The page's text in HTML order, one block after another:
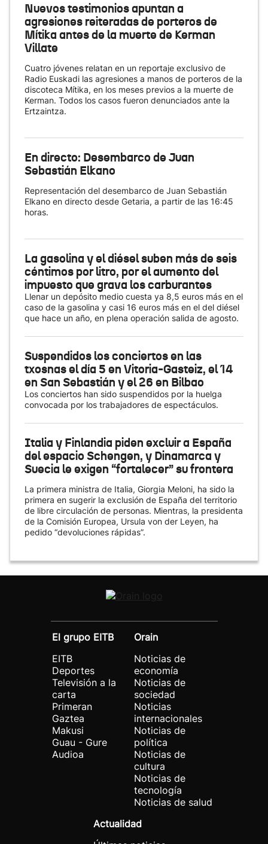
Nuevos testimonios apuntan a
agresiones reiteradas de porteros de
Mítika antes de la muerte de Kerman
Villate
Cuatro jóvenes relatan en un reportaje exclusivo de
Radio Euskadi las agresiones a manos de porteros de la
discoteca Mítika, en los meses previos a la muerte de
Kerman. Todos los casos fueron denunciados ante la
Ertzaintza.
En directo: Desembarco de Juan
Sebastián Elkano
Representación del desembarco de Juan Sebastián
Elkano en directo desde Getaria, a partir de las 16:45
horas.
La gasolina y el diésel suben más de seis
céntimos por litro, por el aumento del
impuesto que grava los carburantes
Llenar un depósito medio cuesta ya 8,5 euros más en el
caso de la gasolina y casi 16 euros más en el del diésel
que hace un año, en plena operación salida de agosto.
Suspendidos los conciertos en las
txosnas el día 5 en Vitoria-Gasteiz, el 14
en San Sebastián y el 26 en Bilbao
Los conciertos han sido suspendidos por la huelga
convocada por los trabajadores de espectáculos.
Italia y Finlandia piden excluir a España
del espacio Schengen, y Dinamarca y
Suecia le exigen “fortalecer” su frontera
La primera ministra de Italia, Giorgia Meloni, ha sido la
primera en sugerir la exclusión de España del territorio
de libre circulación de personas. Mientras, la presidenta
de la Comisión Europea, Ursula von der Leyen, ha
pedido “devoluciones rápidas”.
El grupo EITB
EITB
Deportes
Televisión a la
carta
Primeran
Gaztea
Makusi
Guau - Gure
Audioa
Orain
Noticias de
economía
Noticias de
sociedad
Noticias
internacionales
Noticias de
política
Noticias de
cultura
Noticias de
tecnología
Noticias de salud
Actualidad